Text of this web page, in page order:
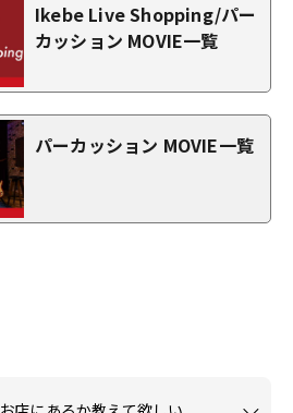
Ikebe Live Shopping/パー
カッション MOVIE一覧
パーカッション MOVIE一覧